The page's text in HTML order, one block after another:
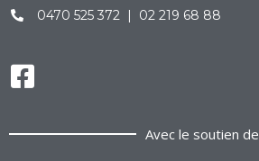
0470 525 372 | 02 219 68 88
Avec le soutien de